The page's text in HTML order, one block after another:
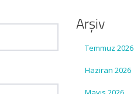
Arşiv
Temmuz 2026
Haziran 2026